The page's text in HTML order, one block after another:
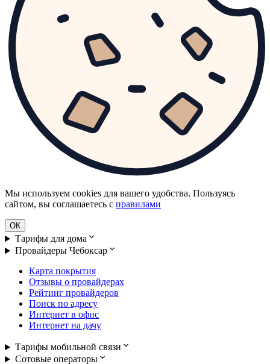
Мы используем cookies для вашего удобства. Пользуясь
сайтом, вы соглашаетесь с правилами
ОК
Тарифы для дома
Провайдеры Чебоксар
Карта покрытия
Отзывы о провайдерах
Рейтинг провайдеров
Поиск по адресу
Интернет в офис
Интернет на дачу
Тарифы мобильной связи
Сотовые операторы